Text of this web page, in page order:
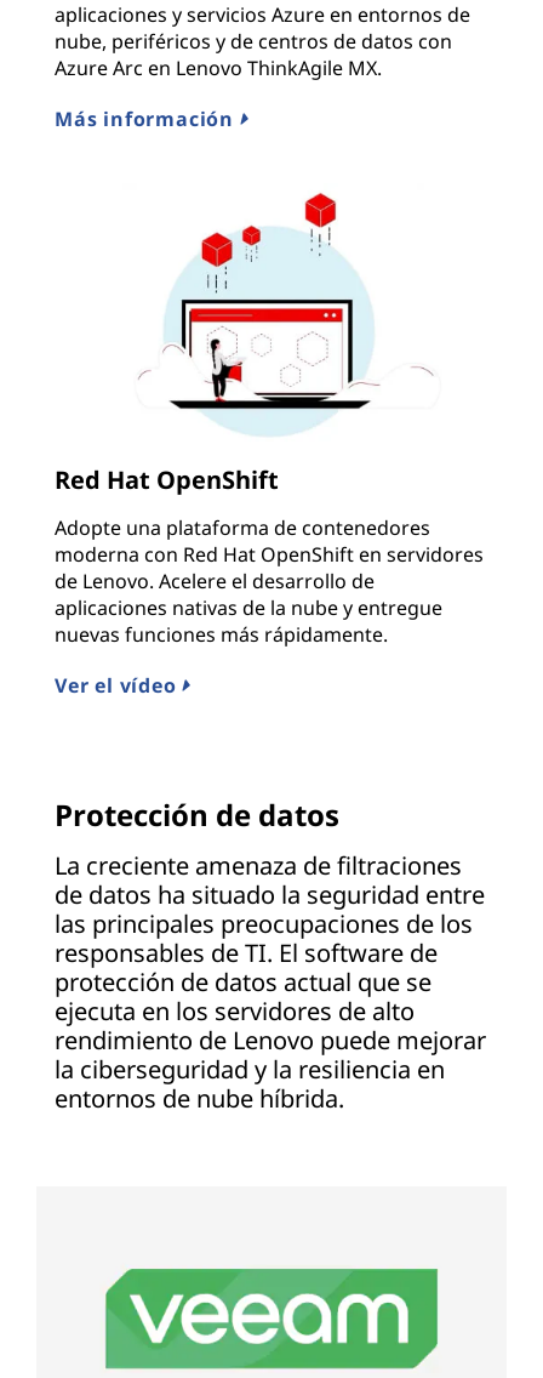
aplicaciones y servicios Azure en entornos de
nube, periféricos y de centros de datos con
Azure Arc en Lenovo ThinkAgile MX.
Más información
Red Hat OpenShift
Adopte una plataforma de contenedores
moderna con Red Hat OpenShift en servidores
de Lenovo. Acelere el desarrollo de
aplicaciones nativas de la nube y entregue
nuevas funciones más rápidamente.
Ver el vídeo
Protección de datos
La creciente amenaza de filtraciones
de datos ha situado la seguridad entre
las principales preocupaciones de los
responsables de TI. El software de
protección de datos actual que se
ejecuta en los servidores de alto
rendimiento de Lenovo puede mejorar
la ciberseguridad y la resiliencia en
entornos de nube híbrida.